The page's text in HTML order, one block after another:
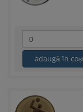
adaugă în